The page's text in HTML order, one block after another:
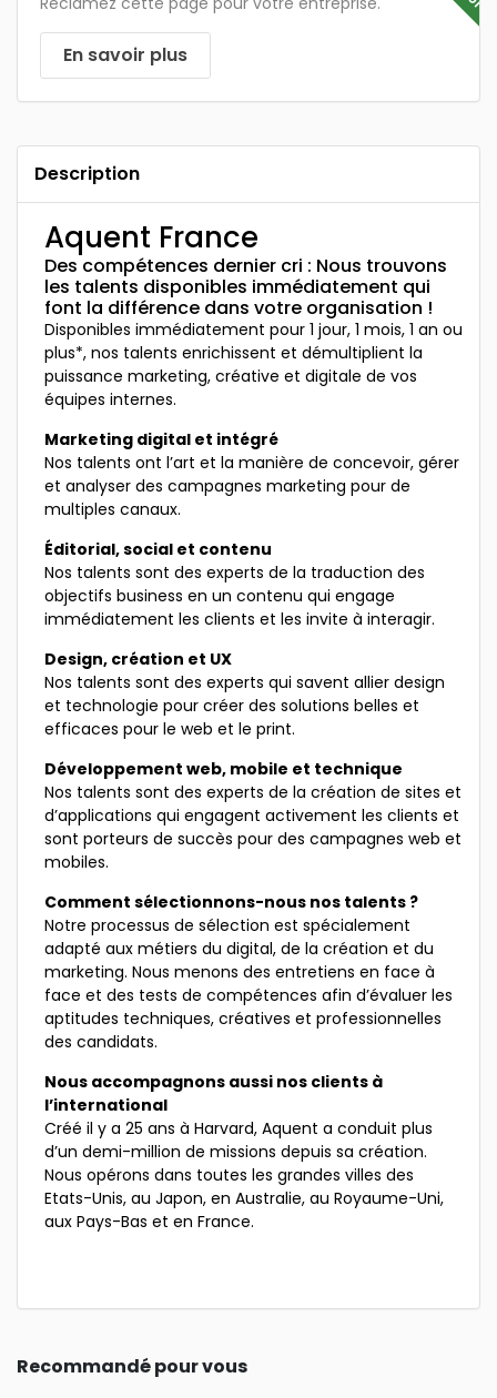
En savoir plus
Description
Aquent France
Des compétences dernier cri : Nous trouvons
les talents disponibles immédiatement qui
font la différence dans votre organisation !
Disponibles immédiatement pour 1 jour, 1 mois, 1 an ou
plus*, nos talents enrichissent et démultiplient la
puissance marketing, créative et digitale de vos
équipes internes.
Marketing digital et intégré
Nos talents ont l’art et la manière de concevoir, gérer
et analyser des campagnes marketing pour de
multiples canaux.
Éditorial, social et contenu
Nos talents sont des experts de la traduction des
objectifs business en un contenu qui engage
immédiatement les clients et les invite à interagir.
Design, création et UX
Nos talents sont des experts qui savent allier design
et technologie pour créer des solutions belles et
efficaces pour le web et le print.
Développement web, mobile et technique
Nos talents sont des experts de la création de sites et
d’applications qui engagent activement les clients et
sont porteurs de succès pour des campagnes web et
mobiles.
Comment sélectionnons-nous nos talents ?
Notre processus de sélection est spécialement
adapté aux métiers du digital, de la création et du
marketing. Nous menons des entretiens en face à
face et des tests de compétences afin d’évaluer les
aptitudes techniques, créatives et professionnelles
des candidats.
Nous accompagnons aussi nos clients à
l’international
Créé il y a 25 ans à Harvard, Aquent a conduit plus
d’un demi-million de missions depuis sa création.
Nous opérons dans toutes les grandes villes des
Etats-Unis, au Japon, en Australie, au Royaume-Uni,
aux Pays-Bas et en France.
Recommandé pour vous